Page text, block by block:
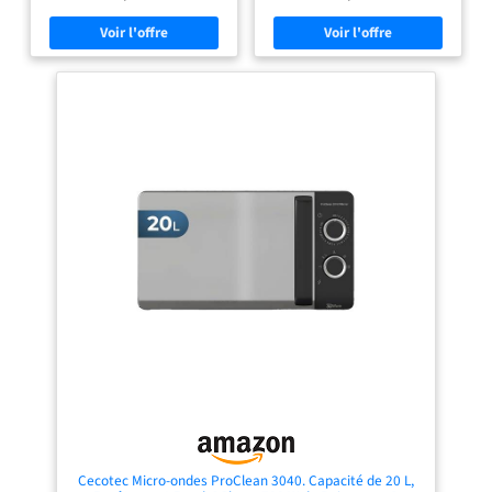
universitaires. Il s'insère sous les
armoires tout en pouvant accueillir
des assiettes de 9 pouces.
Dimensions internes : 306×304×206
vous permettant de faire des
économies sans même vous en
rendre compte. L'intérieur lisse et le
apparence comme neuve pendant
régler le temps de cuisson (0-35 min)
et de choisir parmi 5 niveaux de
puissance. Idéal pour les repas
de maintenir la nourriture chaude,
à faire bouillir des liquides.
Caractéristiques pratiques :
Décongèle selon le poids ou le
Spécificités: Puissance de 700W,
dimensions externes (L*P*H)
440*357*259mm, dimensions
internes 306*304*206mm, plateau
tournant 255mm.
Cecotec Micro-ondes ProClean 3040. Capacité de 20 L,